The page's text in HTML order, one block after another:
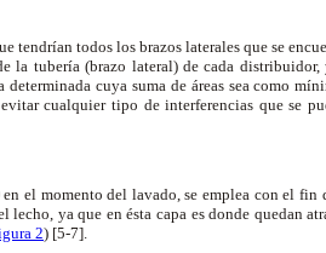
tendrían todos los brazos laterales que se
la tubería (brazo lateral) de cada
determinada cuya suma de áreas sea como
cualquier tipo de interferencias que se
el momento del lavado, se emplea con el fin
ya que en ésta capa es donde quedan
2) [5-7].